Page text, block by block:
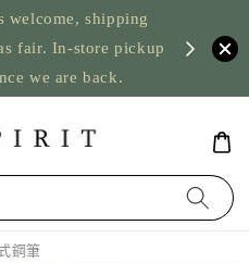
welcome, shipping
fair. In-store pickup
we are back.
US
鋼筆